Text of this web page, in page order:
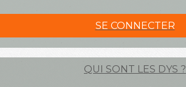
SE CONNECTER
QUI SONT LES DYS ?